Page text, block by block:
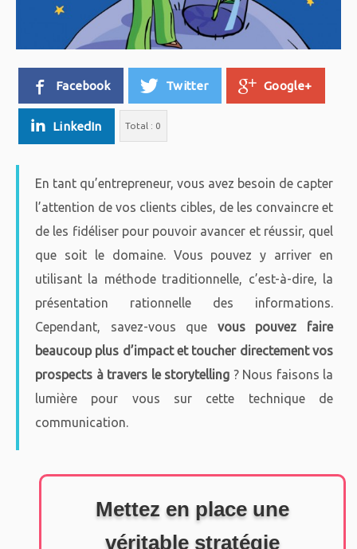
Facebook Twitter Google+
LinkedIn Total : 0
En tant qu’entrepreneur, vous avez besoin de capter
l’attention de vos clients cibles, de les convaincre et
de les fidéliser pour pouvoir avancer et réussir, quel
que soit le domaine. Vous pouvez y arriver en
utilisant la méthode traditionnelle, c’est-à-dire, la
présentation rationnelle des informations.
Cependant, savez-vous que vous pouvez faire
beaucoup plus d’impact et toucher directement vos
prospects à travers le storytelling ? Nous faisons la
lumière pour vous sur cette technique de
communication.
Mettez en place une
véritable stratégie